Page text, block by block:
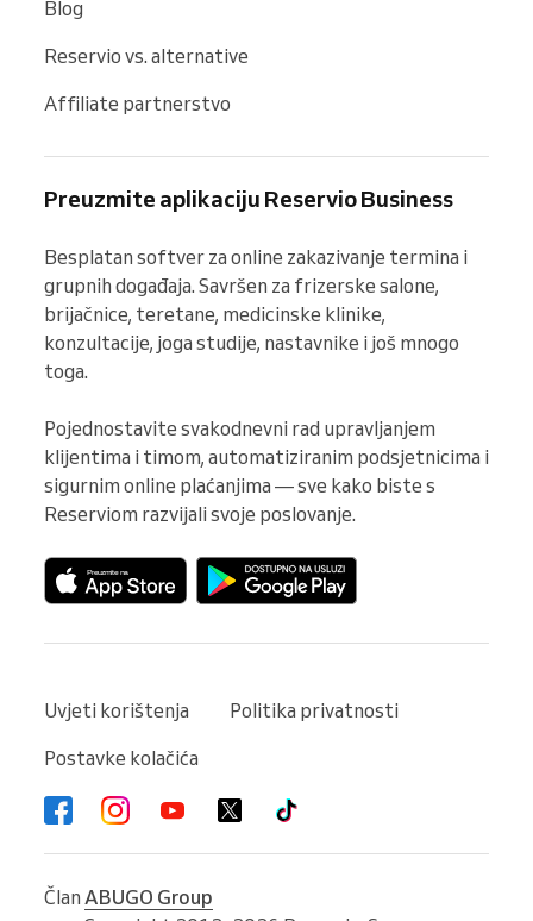
Blog
Reservio vs. alternative
Affiliate partnerstvo
Preuzmite aplikaciju Reservio Business
Besplatan softver za online zakazivanje termina i
grupnih događaja. Savršen za frizerske salone,
brijačnice, teretane, medicinske klinike,
konzultacije, joga studije, nastavnike i još mnogo
toga.
Pojednostavite svakodnevni rad upravljanjem
klijentima i timom, automatiziranim podsjetnicima i
sigurnim online plaćanjima — sve kako biste s
Reserviom razvijali svoje poslovanje.
Uvjeti korištenja
Politika privatnosti
Postavke kolačića
Član ABUGO Group